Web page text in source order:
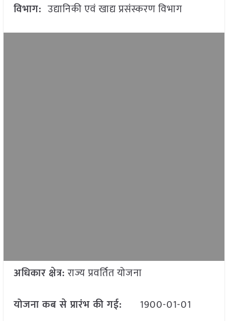
विभाग:उद्यानिकी एवं खाद्य प्रसंस्करण विभाग
अधिकार क्षेत्र:राज्य प्रवर्तित योजना
योजना कब से प्रारंभ की गई: 1900-01-01